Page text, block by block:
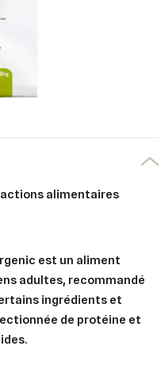
est un aliment
adultes, recommandé
ingrédients et
de protéine et